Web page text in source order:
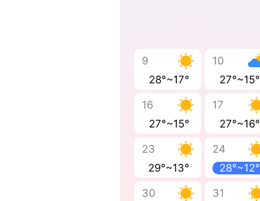
9
28°~17°
10
27°~15°
16
27°~15°
17
27°~16°
23
29°~13°
24
28°~12°
30
31